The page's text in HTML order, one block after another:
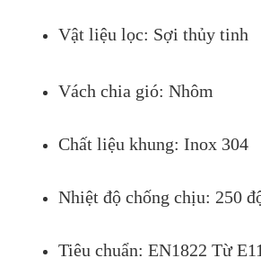
Vật liệu lọc: Sợi thủy tinh
Vách chia gió: Nhôm
Chất liệu khung: Inox 304
Nhiệt độ chống chịu: 250
Tiêu chuẩn: EN1822 Từ